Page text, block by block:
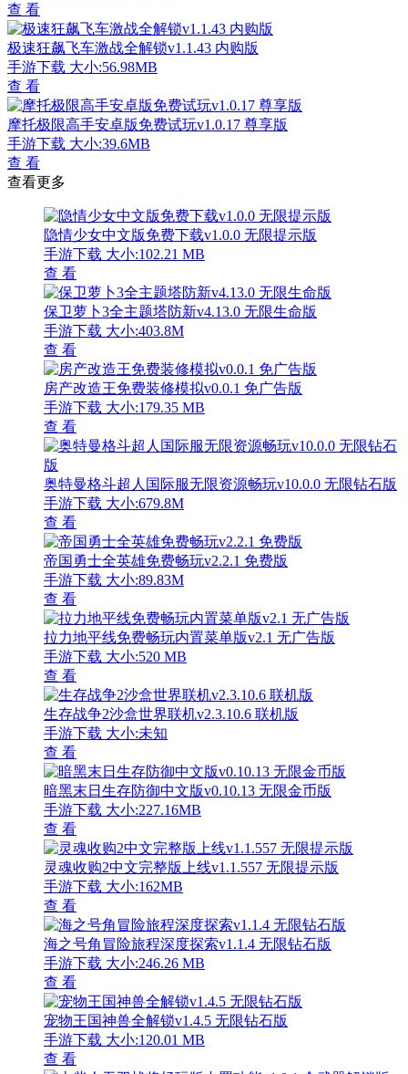
查 看
极速狂飙飞车激战全解锁v1.1.43 内购版
手游下载 大小:56.98MB
查 看
摩托极限高手安卓版免费试玩v1.0.17 尊享版
手游下载 大小:39.6MB
查 看
查看更多
隐情少女中文版免费下载v1.0.0 无限提示版
手游下载 大小:102.21 MB
查 看
保卫萝卜3全主题塔防新v4.13.0 无限生命版
手游下载 大小:403.8M
查 看
房产改造王免费装修模拟v0.0.1 免广告版
手游下载 大小:179.35 MB
查 看
奥特曼格斗超人国际服无限资源畅玩v10.0.0 无限钻石版
手游下载 大小:679.8M
查 看
帝国勇士全英雄免费畅玩v2.2.1 免费版
手游下载 大小:89.83M
查 看
拉力地平线免费畅玩内置菜单版v2.1 无广告版
手游下载 大小:520 MB
查 看
生存战争2沙盒世界联机v2.3.10.6 联机版
手游下载 大小:未知
查 看
暗黑末日生存防御中文版v0.10.13 无限金币版
手游下载 大小:227.16MB
查 看
灵魂收购2中文完整版上线v1.1.557 无限提示版
手游下载 大小:162MB
查 看
海之号角冒险旅程深度探索v1.1.4 无限钻石版
手游下载 大小:246.26 MB
查 看
宠物王国神兽全解锁v1.4.5 无限钻石版
手游下载 大小:120.01 MB
查 看